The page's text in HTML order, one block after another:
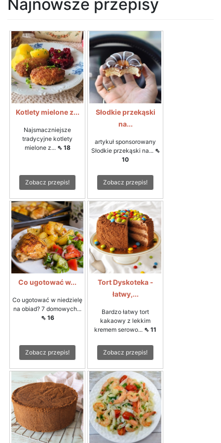
Najnowsze przepisy
Kotlety mielone z...
Najsmaczniejsze
tradycyjne kotlety
mielone z... ⇖ 18
Zobacz przepis!
Słodkie przekąski
na...
artykuł sponsorowany
Słodkie przekąski na... ⇖
10
Zobacz przepis!
Co ugotować w...
Co ugotować w niedzielę
na obiad? 7 domowych...
⇖ 16
Zobacz przepis!
Tort Dyskoteka -
łatwy,...
Bardzo łatwy tort
kakaowy z lekkim
kremem serowo... ⇖ 11
Zobacz przepis!